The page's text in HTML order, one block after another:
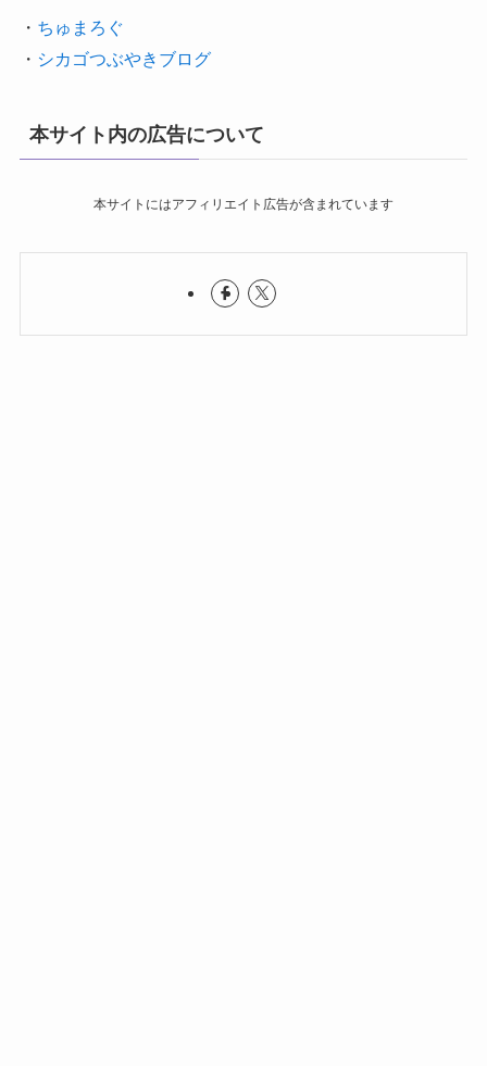
・ ちゅまろぐ
・ シカゴつぶやきブログ
本サイト内の広告について
本サイトにはアフィリエイト広告が含まれています